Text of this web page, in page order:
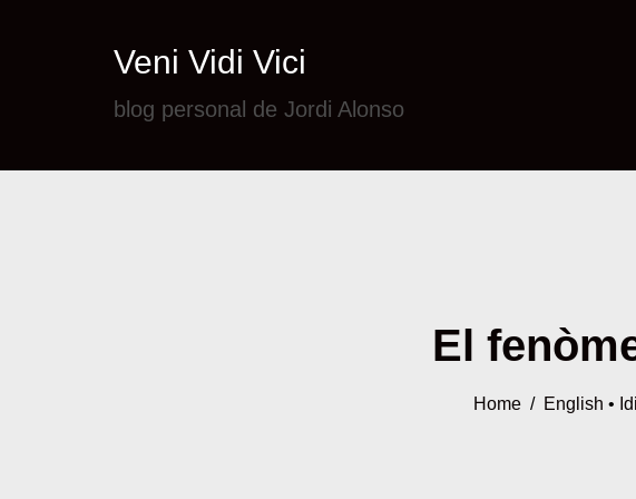
Veni Vidi Vici
blog personal de Jordi Alonso
El
Home / English •